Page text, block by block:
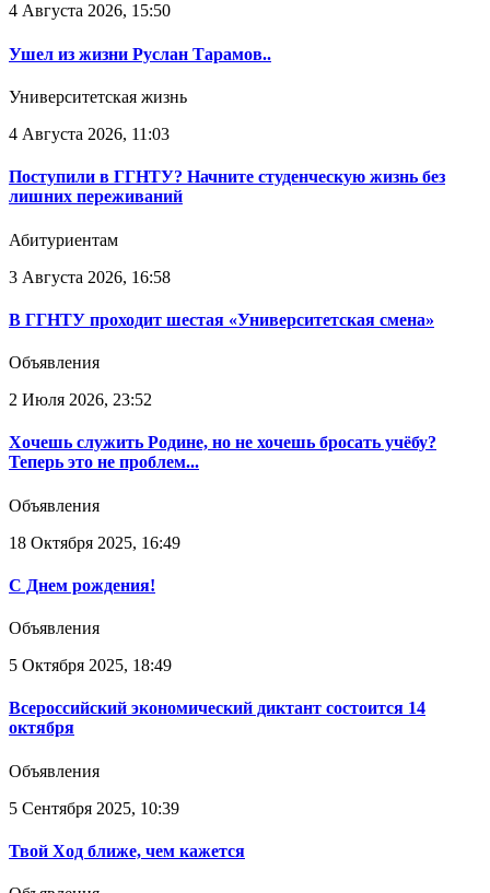
4 Августа 2026, 15:50
Ушел из жизни Руслан Тарамов..
Университетская жизнь
4 Августа 2026, 11:03
Поступили в ГГНТУ? Начните студенческую жизнь без
лишних переживаний
Абитуриентам
3 Августа 2026, 16:58
В ГГНТУ проходит шестая «Университетская смена»
Объявления
2 Июля 2026, 23:52
Хочешь служить Родине, но не хочешь бросать учёбу?
Теперь это не проблем...
Объявления
18 Октября 2025, 16:49
С Днем рождения!
Объявления
5 Октября 2025, 18:49
Всероссийский экономический диктант состоится 14
октября
Объявления
5 Сентября 2025, 10:39
Твой Ход ближе, чем кажется